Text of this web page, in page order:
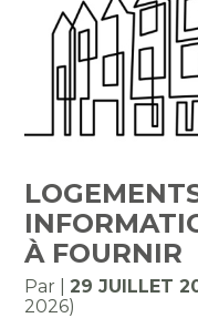
À FOURNIR
Par |29 JUILLET
2026)